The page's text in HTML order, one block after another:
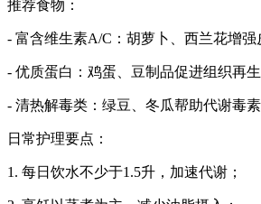
推荐食物：
- 富含维生素A/C：胡萝卜、西兰花增强
- 优质蛋白：鸡蛋、豆制品促进组织再生
- 清热解毒类：绿豆、冬瓜帮助代谢毒素
日常护理要点：
1. 每日饮水不少于1.5升，加速代谢；